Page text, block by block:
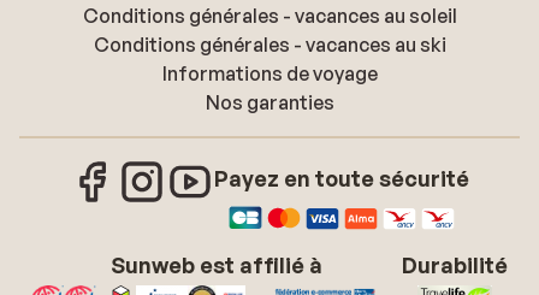
Conditions générales - vacances au soleil
Conditions générales - vacances au ski
Informations de voyage
Nos garanties
Payez en toute sécurité
Sunweb est affilié à Durabilité